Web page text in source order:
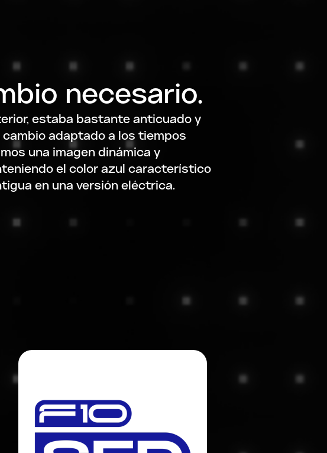
necesario.
estaba bastante anticuado y
adaptado a los tiempos
una imagen dinámica y
el color azul característico
en una versión eléctrica.